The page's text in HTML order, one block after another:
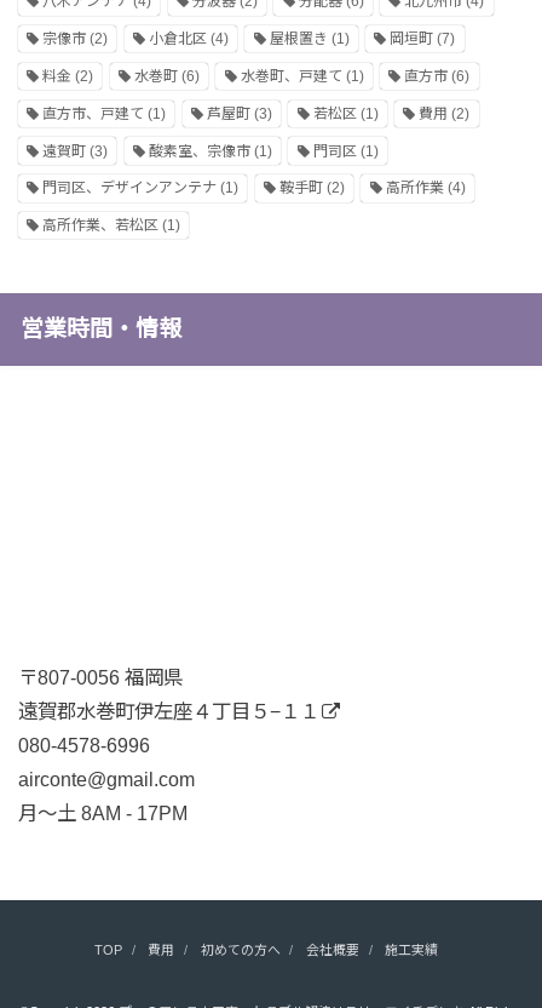
宗像市 (2) 小倉北区(4) 屋根置き (1) 岡垣町 (7)
料金 (2) 水巻町(6) 水巻町、戸建て (1) 直方市 (6)
直方市、戸建て (1) 芦屋町(3) 若松区 (1) 費用 (2)
遠賀町 (3) 酸素室、宗像市(1) 門司区 (1)
門司区、デザインアンテナ (1) 鞍手町(2) 高所作業(4)
高所作業、若松区 (1)
営業時間・情報
〒807-0056 福岡県
遠賀郡水巻町伊左座４丁目５−１１
080-4578-6996
airconte@gmail.com
月〜土 8AM - 17PM
TOP 費用 初めての方へ 会社概要 施工実績